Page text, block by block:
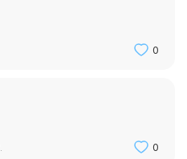
0
0